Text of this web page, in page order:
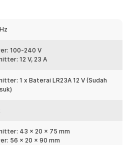
yang rumit. Bel rumah TaffHOME
nirkabel yang canggih, Anda
nada klasik yang elegan hingga
dapat memilih nada yang sesuai
sesuai keinginan Anda dengan 5
Dengan demikian, Anda dapat
100-240 V
12 V, 23 A
1 x Baterai LR23A 12 V (Sudah
43 x 20 x 75 mm
56 x 20 x 90 mm